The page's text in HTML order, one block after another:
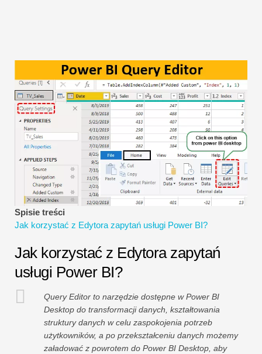
Samouczki dotyczące zarządzania ryzykiem
Spisie treści
Jak korzystać z Edytora zapytań usługi Power BI?
Jak korzystać z Edytora zapytań
usługi Power BI?
Query Editor to narzędzie dostępne w Power BI
Desktop do transformacji danych, kształtowania
struktury danych w celu zaspokojenia potrzeb
użytkowników, a po przekształceniu danych możemy
załadować z powrotem do Power BI Desktop, aby